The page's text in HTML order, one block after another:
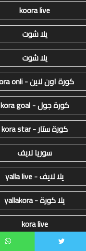
koora live
يلا شوت
يلا شوت
كورة اون لاين - kora onli
كورة جول - kora goal
كورة ستار - kora star
سوريا لايف
يلا لايف - yalla live
يلا كورة - yallakora
kora live